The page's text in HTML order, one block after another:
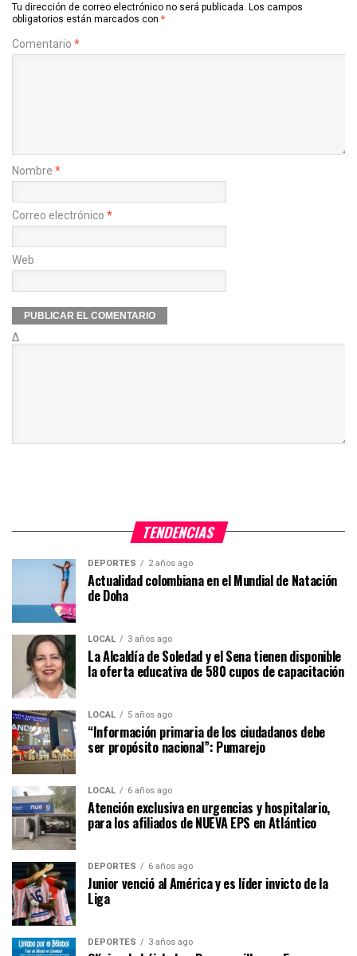
Tu dirección de correo electrónico no será publicada. Los campos
obligatorios están marcados con *
Comentario *
Nombre *
Correo electrónico *
Web
Δ
TENDENCIAS
DEPORTES 2 años ago
Actualidad colombiana en el Mundial de Natación
de Doha
LOCAL 3 años ago
La Alcaldía de Soledad y el Sena tienen disponible
la oferta educativa de 580 cupos de capacitación
LOCAL 5 años ago
“Información primaria de los ciudadanos debe
ser propósito nacional”: Pumarejo
LOCAL 6 años ago
Atención exclusiva en urgencias y hospitalario,
para los afiliados de NUEVA EPS en Atlántico
DEPORTES 6 años ago
Junior venció al América y es líder invicto de la
Liga
DEPORTES 3 años ago